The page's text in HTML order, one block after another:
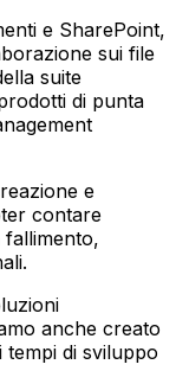
e SharePoint,
sui file
suite
di punta
e
contare
fallimento,
anche creato
di sviluppo